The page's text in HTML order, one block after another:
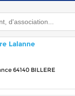
Lalanne
64140 BILLERE